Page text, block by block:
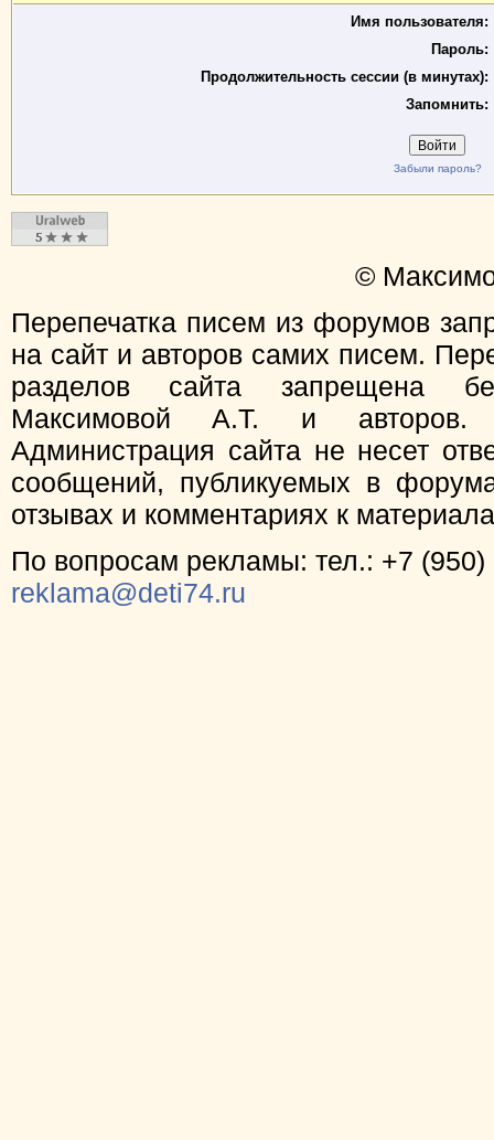
Имя пользователя:
Пароль:
Продолжительность сессии (в минутах):
Запомнить:
Забыли пароль?
©
Перепечатка писем из форумов
на сайт и авторов самих писем.
разделов сайта запрещена
Максимовой А.Т. и
Администрация сайта не несет
сообщений, публикуемых в
отзывах и комментариях к
По вопросам рекламы: тел.: +7 (950)
reklama@deti74.ru